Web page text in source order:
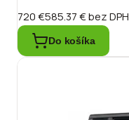
720 €585.37 €bez DPH
Do košíka